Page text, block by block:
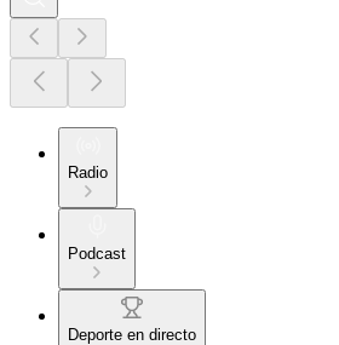
Radio
Podcast
Deporte en directo